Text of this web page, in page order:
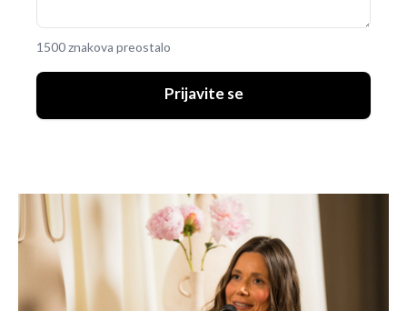
1500 znakova preostalo
Prijavite se